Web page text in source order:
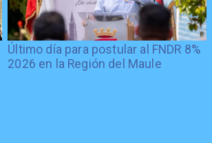
Último día para postular al FNDR 8%
2026 en la Región del Maule